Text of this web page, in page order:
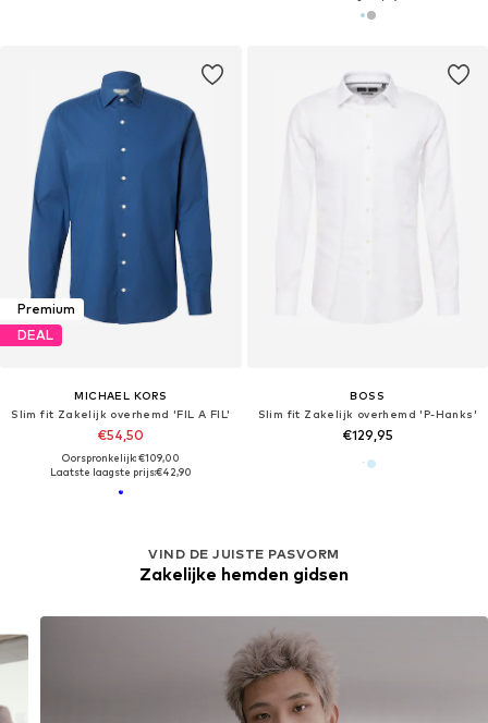
Premium
DEAL
MICHAEL KORS
Slim fit Zakelijk overhemd 'FIL A FIL'
€54,50
Oorspronkelijk: €109,00
Laatste laagste prijs:€42,90
BOSS
Slim fit Zakelijk overhemd 'P-Hanks'
€129,95
VIND DE JUISTE PASVORM
Zakelijke hemden gidsen